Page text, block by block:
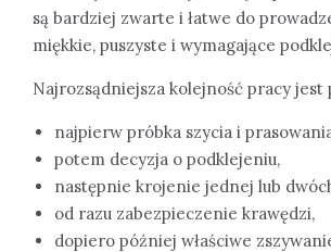
są bardziej zwarte i łatwe do
miękkie, puszyste i wymagające
Najrozsądniejsza kolejność pracy jest
najpierw próbka szycia i
potem decyzja o podklejeniu,
następnie krojenie jednej lub
od razu zabezpieczenie krawędzi,
dopiero później właściwe